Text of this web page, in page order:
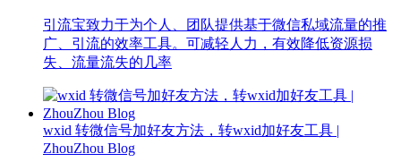
引流宝致力于为个人、团队提供基于微信私域流量的推
广、引流的效率工具。可减轻人力，有效降低资源损
失、流量流失的几率
wxid 转微信号加好友方法，转wxid加好友工具 |
ZhouZhou Blog